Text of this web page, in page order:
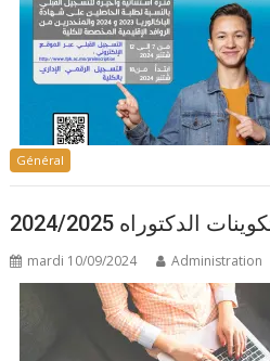
Général
الدكتوراه 2024/2025
mardi 10/09/2024 Administration